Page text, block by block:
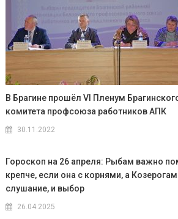
В Брагине прошёл VI Пленум
комитета профсоюза работников АПК
30.11.2022
Гороскоп на 26 апреля: Рыбам важно
крепче, если она с корнями, а
слушание, и выбор
26.04.2025